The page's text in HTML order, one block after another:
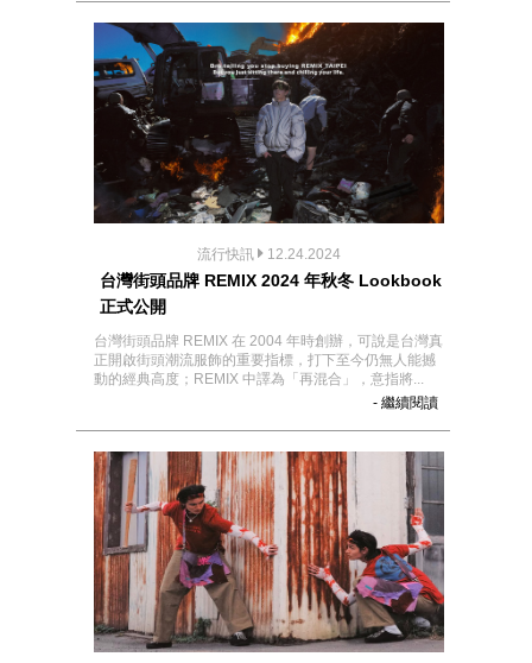
流行快訊 12.24.2024
台灣街頭品牌 REMIX 2024 年秋冬 Lookbook
正式公開
台灣街頭品牌 REMIX 在 2004 年時創辦，可說是台灣真
正開啟街頭潮流服飾的重要指標，打下至今仍無人能撼
動的經典高度；REMIX 中譯為「再混合」，意指將...
- 繼續閱讀